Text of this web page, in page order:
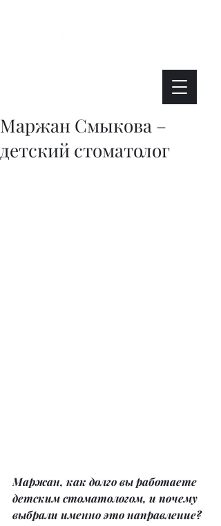
Маржан Смыкова –
детский стоматолог
Маржан, как долго вы работаете
детским стоматологом, и почему
выбрали именно это направление?